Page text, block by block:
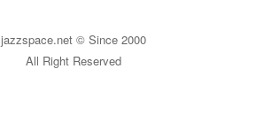
jazzspace.net © Since 2000
All Right Reserved